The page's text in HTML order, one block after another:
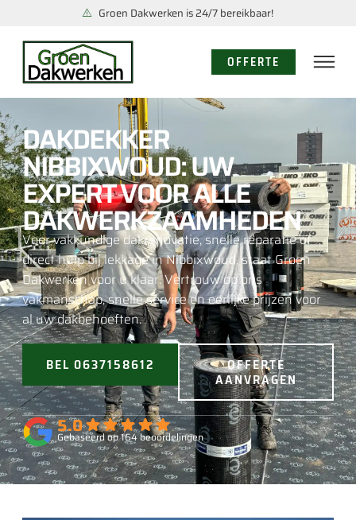
Groen Dakwerken is 24/7 bereikbaar!
OFFERTE
DAKDEKKER
NIBBIXWOUD: UW
EXPERT VOOR ALLE
DAKWERKZAAMHEDEN
Voor vakkundige dakrenovatie, snelle reparatie of
direct hulp bij lekkage in Nibbixwoud, staat Groen
Dakwerken voor u klaar. Vertrouw op ons
vakmanschap, snelle service en eerlijke prijzen voor
al uw dakbehoeften.
BEL 0637158612 OFFERTE
AANVRAGEN
5.0
Gebaseerd op 164 beoordelingen